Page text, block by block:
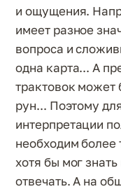
и ощущения.
имеет разное
вопроса и
одна карта... А
трактовок может
рун... Поэтому
интерпретации
необходим более
хотя бы мог
отвечать. А на